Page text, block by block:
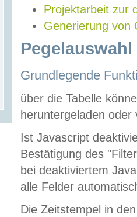
Projektarbeit zur
Generierung von
Grundlegende
über die Tabelle
heruntergeladen oder
Ist Javascript
Bestätigung des
bei deaktiviertem
alle Felder
Die Zeitstempel in